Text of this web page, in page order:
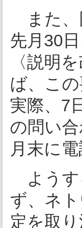
また、
先月30
〈説明
ば、こ
実際、7
の問い
月末に
ようす
ず、ネ
定を取